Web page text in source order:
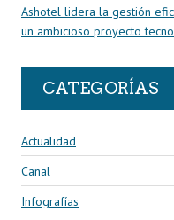
Ashotel lidera la gestión
un ambicioso proyecto
CATEGORÍAS
Actualidad
Canal
Infografías